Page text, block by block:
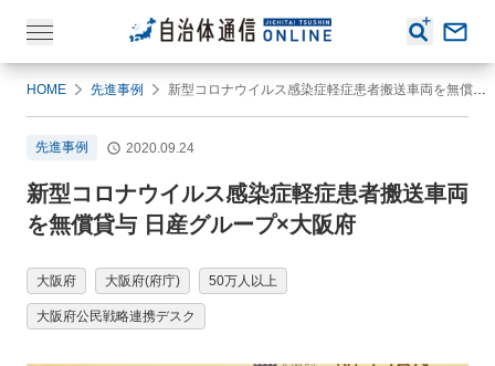
HOME 先進事例 新型コロナウイルス感染症軽症患者搬送車両を無償貸与 日産グループ×大阪府
先進事例 2020.09.24
新型コロナウイルス感染症軽症患者搬送車両
を無償貸与 日産グループ×大阪府
大阪府 大阪府(府庁) 50万人以上
大阪府公民戦略連携デスク